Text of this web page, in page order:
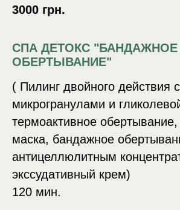
3000 грн.
СПА ДЕТОКС "БАНДАЖНОЕ
ОБЕРТЫВАНИЕ"
( Пилинг двойного действия с
микрогранулами и
термоактивное
маска, бандажное
антицеллюлитным
экссудативный крем)
120 мин.